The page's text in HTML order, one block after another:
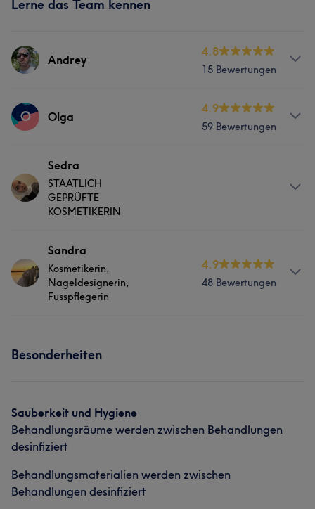
Lerne das Team kennen
Andrey
4.8
15 Bewertungen
Services
O Olga
4.9
59 Bewertungen
Services
Nägel
Was unsere Kunden über Olga sagen
Kompetent 10 Erfahren
Sedra
STAATLICH
GEPRÜFTE
KOSMETIKERIN
Spezialisiert auf professionelle Gesichtsreinigung &
Hautpflege. Ich helfe dir, deine natürliche Schönheit zum
Strahlen zu bringen Für reine Haut, mehr
Services
Haarentfernung
Sandra
Kosmetikerin,
Nageldesignerin,
Fusspflegerin
4.9
48 Bewertungen
Portfolio
Besonderheiten
Sauberkeit und Hygiene
Behandlungsräume werden zwischen Behandlungen
desinfiziert
Behandlungsmaterialien werden zwischen
Behandlungen desinfiziert